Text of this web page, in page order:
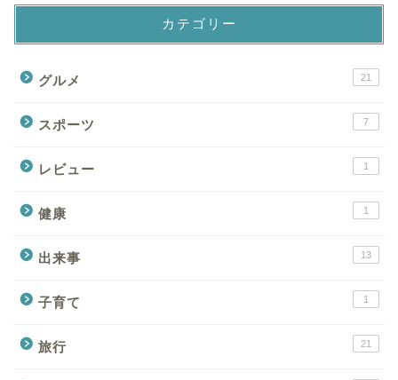
カテゴリー
グルメ 21
スポーツ 7
レビュー 1
健康 1
出来事 13
子育て 1
旅行 21